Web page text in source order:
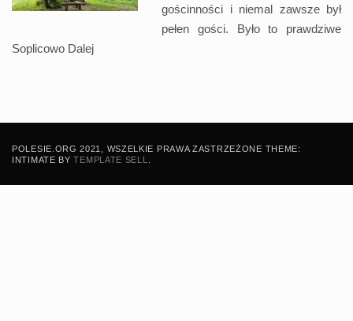
gościnności i niemal zawsze był
pełen gości. Było to prawdziwe
Soplicowo Dalej
POLESIE.ORG 2021, WSZELKIE PRAWA ZASTRZEŻONE THEME:
INTIMATE BYTEMPLATE SELL